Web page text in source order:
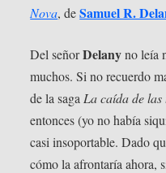
Nova, deSamuel R.
Del señorDelanyno leía
muchos. Si no recuerdo
de la saga La caída de las
entonces (yo no había
casi insoportable. Dado
cómo la afrontaría ahora,